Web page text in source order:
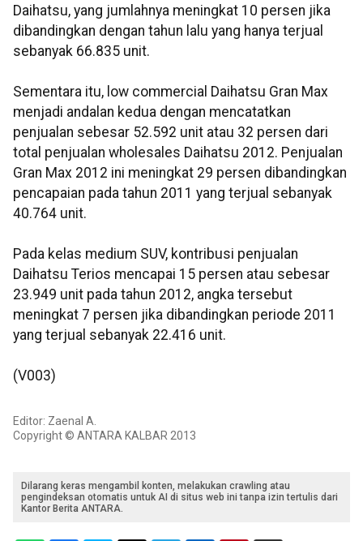
Daihatsu, yang jumlahnya meningkat 10 persen jika
dibandingkan dengan tahun lalu yang hanya terjual
sebanyak 66.835 unit.
Sementara itu, low commercial Daihatsu Gran Max
menjadi andalan kedua dengan mencatatkan
penjualan sebesar 52.592 unit atau 32 persen dari
total penjualan wholesales Daihatsu 2012. Penjualan
Gran Max 2012 ini meningkat 29 persen dibandingkan
pencapaian pada tahun 2011 yang terjual sebanyak
40.764 unit.
Pada kelas medium SUV, kontribusi penjualan
Daihatsu Terios mencapai 15 persen atau sebesar
23.949 unit pada tahun 2012, angka tersebut
meningkat 7 persen jika dibandingkan periode 2011
yang terjual sebanyak 22.416 unit.
(V003)
Editor: Zaenal A.
Copyright © ANTARA KALBAR 2013
Dilarang keras mengambil konten, melakukan crawling atau
pengindeksan otomatis untuk AI di situs web ini tanpa izin tertulis dari
Kantor Berita ANTARA.